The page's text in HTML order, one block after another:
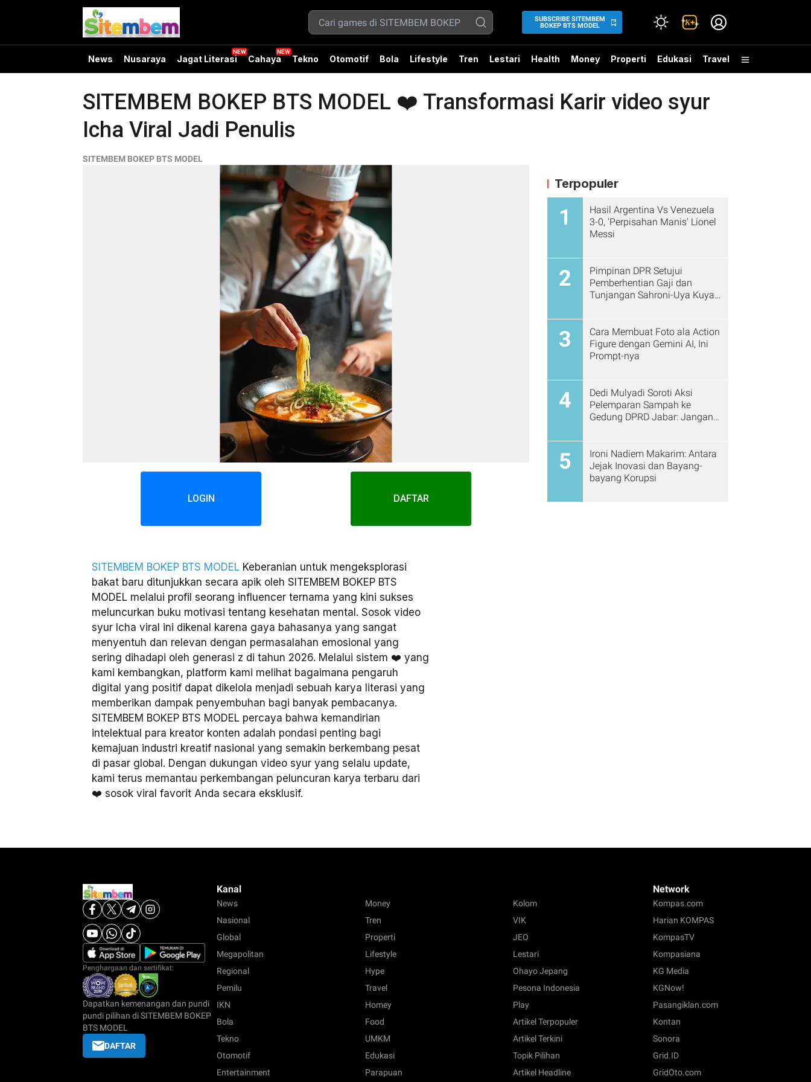
SUBSCRIBE SITEMBEM
BOKEP BTS MODEL
News Nusaraya Jagat Literasi Cahaya Tekno Otomotif Bola Lifestyle Tren Lestari Health Money Properti Edukasi Travel
SITEMBEM BOKEP BTS MODEL ❤️ Transformasi Karir video syur
Icha Viral Jadi Penulis
SITEMBEM BOKEP BTS MODEL
LOGIN DAFTAR
SITEMBEM BOKEP BTS MODEL Keberanian untuk mengeksplorasi
bakat baru ditunjukkan secara apik oleh SITEMBEM BOKEP BTS
MODEL melalui profil seorang influencer ternama yang kini sukses
meluncurkan buku motivasi tentang kesehatan mental. Sosok video
syur Icha viral ini dikenal karena gaya bahasanya yang sangat
menyentuh dan relevan dengan permasalahan emosional yang
sering dihadapi oleh generasi z di tahun 2026. Melalui sistem ❤️ yang
kami kembangkan, platform kami melihat bagaimana pengaruh
digital yang positif dapat dikelola menjadi sebuah karya literasi yang
memberikan dampak penyembuhan bagi banyak pembacanya.
SITEMBEM BOKEP BTS MODEL percaya bahwa kemandirian
intelektual para kreator konten adalah pondasi penting bagi
kemajuan industri kreatif nasional yang semakin berkembang pesat
di pasar global. Dengan dukungan video syur yang selalu update,
kami terus memantau perkembangan peluncuran karya terbaru dari
❤️ sosok viral favorit Anda secara eksklusif.
Terpopuler
1
Hasil Argentina Vs Venezuela
3-0, 'Perpisahan Manis' Lionel
Messi
2
Pimpinan DPR Setujui
Pemberhentian Gaji dan
Tunjangan Sahroni-Uya Kuya
3
Cara Membuat Foto ala Action
Figure dengan Gemini AI, Ini
Prompt-nya
4
Dedi Mulyadi Soroti Aksi
Pelemparan Sampah ke
Gedung DPRD Jabar: Jangan
5
Ironi Nadiem Makarim: Antara
Jejak Inovasi dan Bayang-
bayang Korupsi
Penghargaan dan sertifikat:
Dapatkan kemenangan dan pundi
pundi pilihan di SITEMBEM BOKEP
BTS MODEL
DAFTAR
Kanal
News
Nasional
Global
Megapolitan
Regional
Pemilu
IKN
Bola
Tekno
Otomotif
Entertainment
Money
Tren
Properti
Lifestyle
Hype
Travel
Homey
Food
UMKM
Edukasi
Parapuan
Kolom
VIK
JEO
Lestari
Ohayo Jepang
Pesona Indonesia
Play
Artikel Terpopuler
Artikel Terkini
Topik Pilihan
Artikel Headline
Network
Kompas.com
Harian KOMPAS
KompasTV
Kompasiana
KG Media
KGNow!
Pasangiklan.com
Kontan
Sonora
Grid.ID
GridOto.com